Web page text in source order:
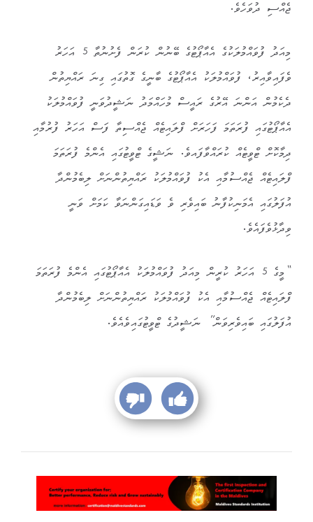
ޖެއްސި ދުވަހެވެ.
މިއަދު ފުވައްމުލަކުގެ އެއާޕޯޓުގެ ބޭނުން ކުރަން ފެށުނުތާ 5 އަހަރު
ވެފައިވާއިރު، ފުވައްމުލަކު އެއާޕޯޓުގެ ބާނީގެ ގޮތުގައި ގިނަ ރައްޔިތުން
ދެކެމުން އަންނަ އޭރުގެ ރައީސް މުހައްމަދު ނަޝީދުވަނީ ފުވައްމުލަކު
އެއާޕޯޓުގައި ފުރަތަމަ ފަހަރަށް ފްލައިޓެއް ޖެއްސިތާ ފަސް އަހަރު ފުރުމާއި
ދިމާކޮށް ޓްވީޓެއް ކުރައްވާފައވެ. ނަޝީގެ ޓްވީޓުގައި އެންމެ ފުރަތަމަ
ފްލައިޓެއް ޖެއްސުމާއި އެކު ފުވައްމުލަކު ރައްޔިތުންނަށް ލިބެމުންދާ
އުފަލުގައި އެމަނިކުފާނު ބައިވެރި ވެ ވަޑައިގަންނަވާ ކަމަށް ވަނީ
ވިދާޅުވެފައެވެ.
“މީގެ 5 އަހަރު ކުރީން މިއަދު ފުވައްމުލަކު އެއާޕޯޓުގައި އެންމެ ފުރަތަމަ
ފްލައިޓެއް ޖެއްސުމާއި އެކު ފުވައްމުލަކު ރައްޔިތުންނަށް ލިބެމުންދާ
އުފަލުގައި ބައިވެރިވަން” ނަޝީދުގެ ޓްވީޓުގައިވެއެވެ.